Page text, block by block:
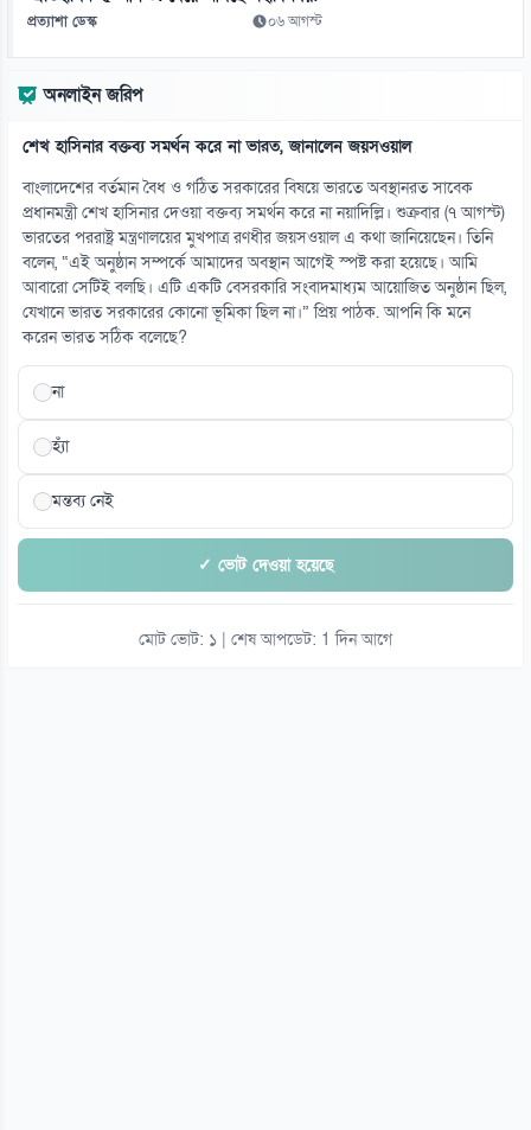
০৯ আগস্ট
১৪
যুক্তরাষ্ট্রের ভিসা নিয়ে এবার বড় দুঃসংবাদ!
০৯ আগস্ট
১৫
ঋণ কমলেও কেন টাকার সংকটে ব্যাংক
০৯ আগস্ট
প্রত্যাশা ডেস্ক ০৬ আগস্ট
অনলাইন জরিপ
শেখ হাসিনার বক্তব্য সমর্থন করে না ভারত, জানালেন জয়সওয়াল
বাংলাদেশের বর্তমান বৈধ ও গঠিত সরকারের বিষয়ে ভারতে অবস্থানরত সাবেক
প্রধানমন্ত্রী শেখ হাসিনার দেওয়া বক্তব্য সমর্থন করে না নয়াদিল্লি। শুক্রবার (৭ আগস্ট)
ভারতের পররাষ্ট্র মন্ত্রণালয়ের মুখপাত্র রণধীর জয়সওয়াল এ কথা জানিয়েছেন। তিনি
বলেন, “এই অনুষ্ঠান সম্পর্কে আমাদের অবস্থান আগেই স্পষ্ট করা হয়েছে। আমি
আবারো সেটিই বলছি। এটি একটি বেসরকারি সংবাদমাধ্যম আয়োজিত অনুষ্ঠান ছিল,
যেখানে ভারত সরকারের কোনো ভূমিকা ছিল না।” প্রিয় পাঠক. আপনি কি মনে
করেন ভারত সঠিক বলেছে?
না
হ্যাঁ
মন্তব্য নেই
✓ ভোট দেওয়া হয়েছে
মোট ভোট: ১ | শেষ আপডেট: 1 দিন আগে